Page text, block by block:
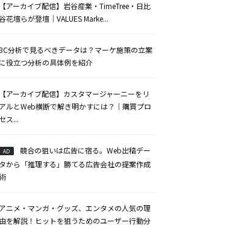
【アーカイブ配信】岩谷産業・TimeTree・日比
花壇らが登壇｜VALUES Marke...
分析で見るべきデータは？マーケ施策の立案
に役立つ分析の具体例を紹介
【アーカイブ配信】カスタマージャーニーをリ
アルとWeb横断で解き明かすには？｜購買プロ
セス...
AD
競合の狙いは広告に宿る。Web出稿デー
タから「推理する」勝てる広告会社の提案作成
アニメ・マンガ・グッズ、エンタメの人気の理
由を解説！ヒットを狙うためのユーザー行動分